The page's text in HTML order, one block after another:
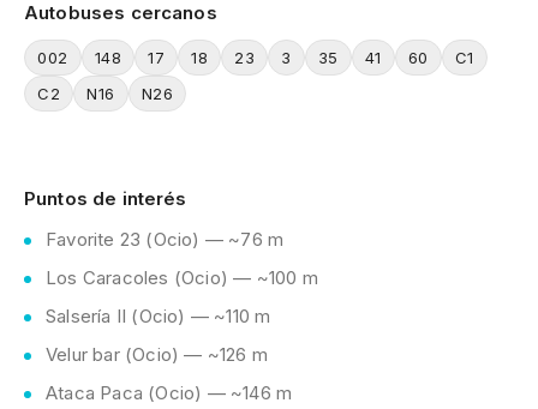
Autobuses cercanos
002 148 17 18 23 3 35 41 60
C1
C2
N16 N26
Puntos de interés
Favorite 23 (Ocio) — ~76 m
Los Caracoles (Ocio) — ~100 m
Salsería II (Ocio) — ~110 m
Velur bar (Ocio) — ~126 m
Ataca Paca (Ocio) — ~146 m